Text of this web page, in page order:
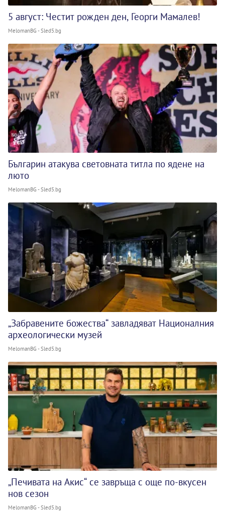
5 август: Честит рожден ден, Георги Мамалев!
MelomanBG - Sled5.bg
Българин атакува световната титла по ядене на
люто
MelomanBG - Sled5.bg
„Забравените божества“ завладяват Националния
археологически музей
MelomanBG - Sled5.bg
„Печивата на Акис“ се завръща с още по-вкусен
нов сезон
MelomanBG - Sled5.bg